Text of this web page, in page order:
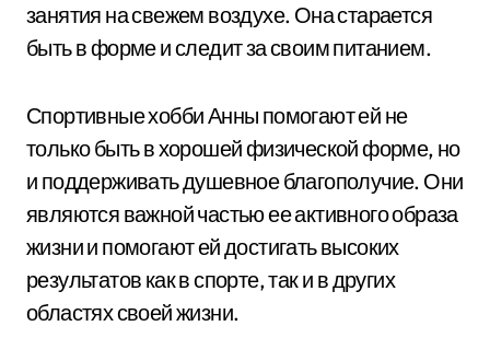
занятия на свежем воздухе. Она старается
быть в форме и следит за своим питанием.
Спортивные хобби Анны помогают ей не
только быть в хорошей физической форме, но
и поддерживать душевное благополучие. Они
являются важной частью ее активного образа
жизни и помогают ей достигать высоких
результатов как в спорте, так и в других
областях своей жизни.